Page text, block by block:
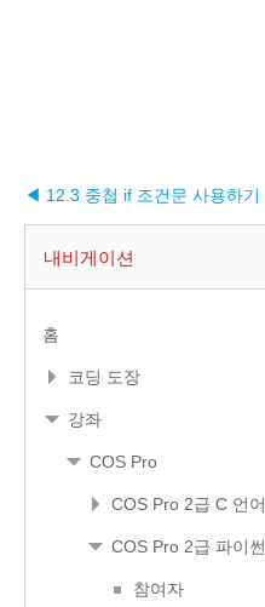
◀ 12.3 중첩 if 조건문 사용하기
내비게이션
홈
코딩 도장
강좌
COS Pro
COS Pro 2급 C 언어
COS Pro 2급 파이썬
참여자